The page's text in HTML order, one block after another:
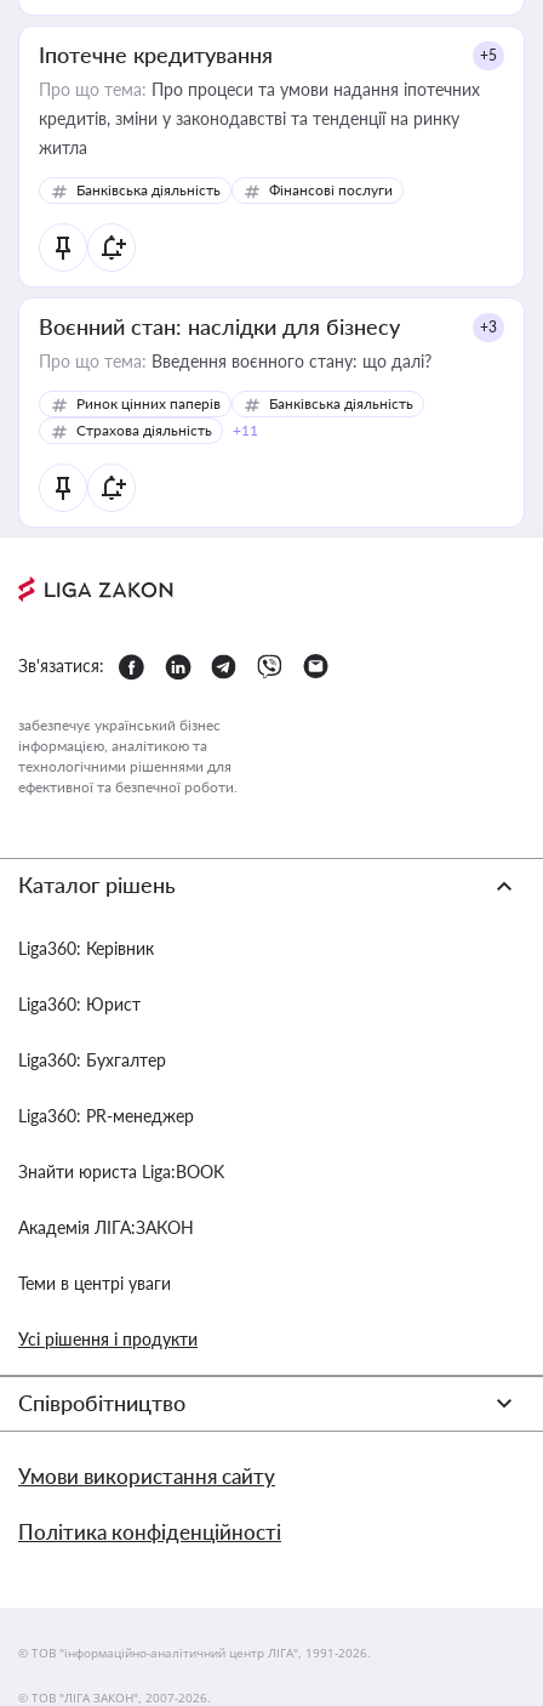
Іпотечне кредитування +5
Про що тема: Про процеси та умови надання іпотечних
кредитів, зміни у законодавстві та тенденції на ринку
житла
Банківська діяльність Фінансові послуги
Воєнний стан: наслідки для бізнесу +3
Про що тема: Введення воєнного стану: що далі?
Ринок цінних паперів
Банківська діяльність
Страхова діяльність
+11
Зв'язатися:
забезпечує український бізнес
інформацією, аналітикою та
технологічними рішеннями для
ефективної та безпечної роботи.
Каталог рішень
Liga360: Керівник
Liga360: Юрист
Liga360: Бухгалтер
Liga360: PR-менеджер
Знайти юриста Liga:BOOK
Академія ЛІГА:ЗАКОН
Теми в центрі уваги
Усі рішення і продукти
Співробітництво
Умови використання сайту
Політика конфіденційності
© ТОВ "інформаційно-аналітичний центр ЛІГА", 1991-2026.
© ТОВ "ЛІГА ЗАКОН", 2007-2026.